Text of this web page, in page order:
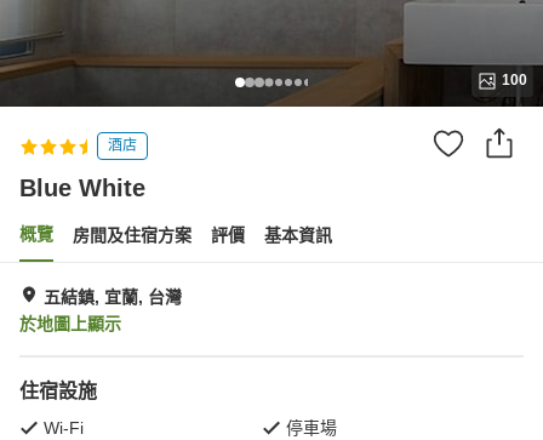
100
酒店
Blue White
概覽 房間及住宿方案 評價 基本資訊
五結鎮, 宜蘭, 台灣
於地圖上顯示
住宿設施
Wi-Fi
停車場